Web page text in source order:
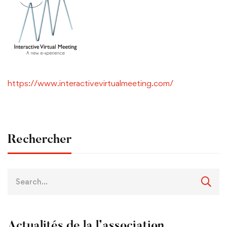
https://www.interactivevirtualmeeting.com/
Rechercher